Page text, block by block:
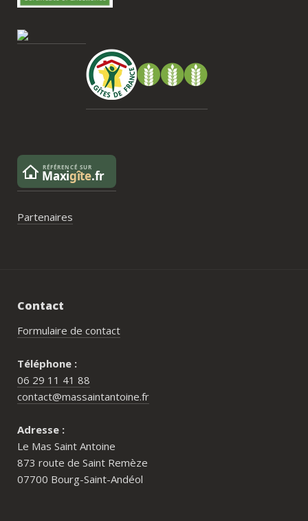
gestion des déchets, puisqu’il n’y a pas
de tri directement sur le domaine et qu’il
faut se rendre au village. Cela ne nous a
pas posé de véritable problème, mais ce
serait un vrai plus à l’avenir.
Partenaires
Contact
Formulaire de contact
Téléphone :
06 29 11 41 88
contact@massaintantoine.fr
Adresse :
Le Mas Saint Antoine
873 route de Saint Remèze
07700 Bourg-Saint-Andéol